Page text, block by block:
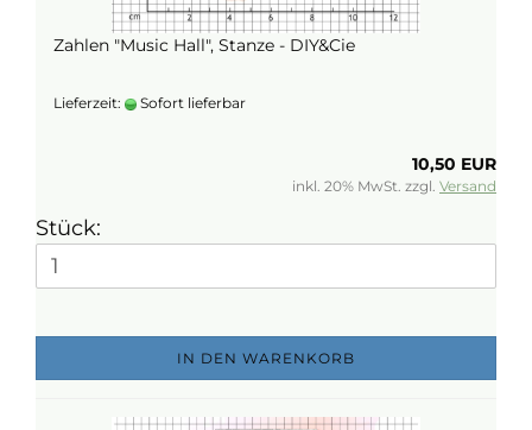
Zahlen "Music Hall", Stanze - DIY&Cie
Lieferzeit: Sofort lieferbar
10,50 EUR
inkl. 20% MwSt. zzgl. Versand
Stück:
IN DEN WARENKORB